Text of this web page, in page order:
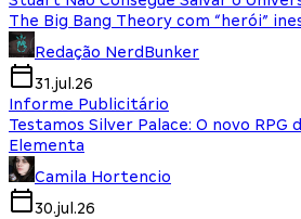
The Big Bang Theory com “herói”
Redação NerdBunker
31.jul.26
Informe Publicitário
Testamos Silver Palace: O novo RPG
Elementa
Camila Hortencio
30.jul.26